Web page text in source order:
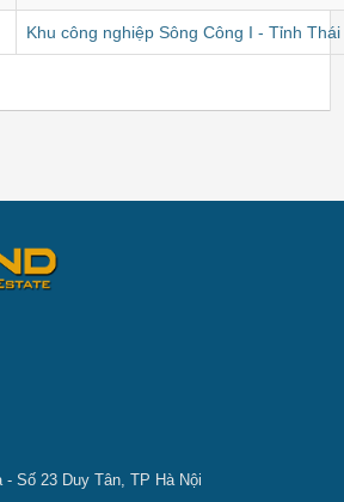
Khu công nghiệp Sông Công I - Tỉnh
Số 23 Duy Tân, TP Hà Nội